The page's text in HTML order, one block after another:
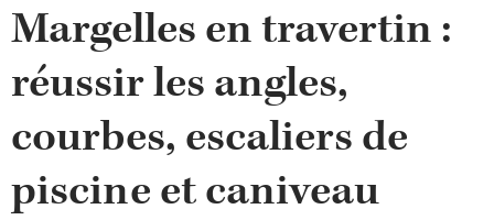
Margelles en travertin :
réussir les angles,
courbes, escaliers de
piscine et caniveau